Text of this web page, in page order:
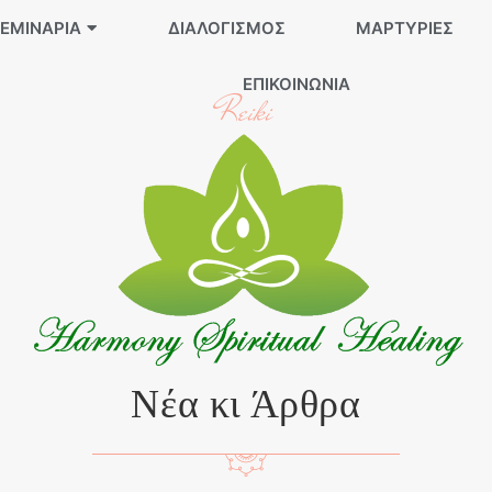
ΔΙΑΛΟΓΙΣΜΌΣ ΜΑΡΤΥΡΊΕΣ
ΕΠΙΚΟΙΝΩΝΊΑ
Reiki
Νέα κι Άρθρα